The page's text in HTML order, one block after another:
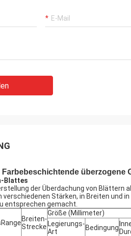
Farbebeschichtende überzogene
Blattes
der Überdachung von Blättern
Stärken, in Breiten und
entsprechen gemacht.
Breiten-
Strecke
Größe (Millimeter)
Legierungs-
Art
Bedingung